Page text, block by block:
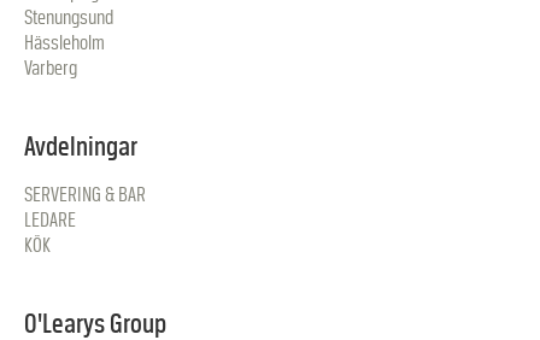
Stenungsund
Hässleholm
Varberg
Avdelningar
SERVERING & BAR
LEDARE
KÖK
O'Learys Group